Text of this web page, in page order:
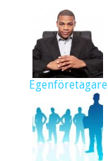
Egenföretagare